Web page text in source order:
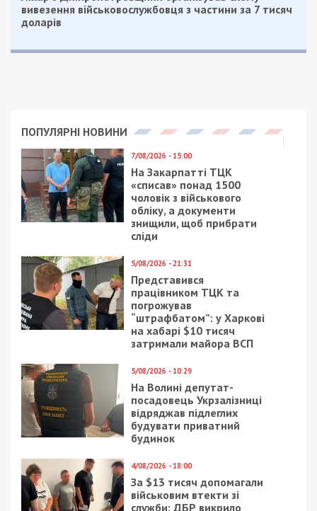
Днепровский эксперт назвал причину
повышения цен в магазинах
В Днепре подорожали квартиры: видео
Facebook
Telegram
Twitter
WhatsApp
ViberEmail
Категории: Гроші| Метки:деньги,укрнет
Рекламні блоки дають нам змогу
залишатися незалежними ЗМІ, а вам -
отримувати найсвіжіші новини під ними.
Приєднуйтесь також до 49000 в Google News. Слідкуйте